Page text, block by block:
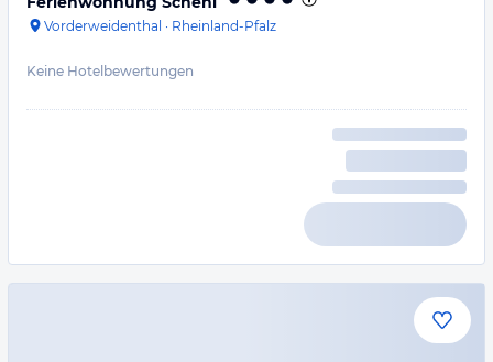
Vorderweidenthal · Rheinland-Pfalz
Keine Hotelbewertungen